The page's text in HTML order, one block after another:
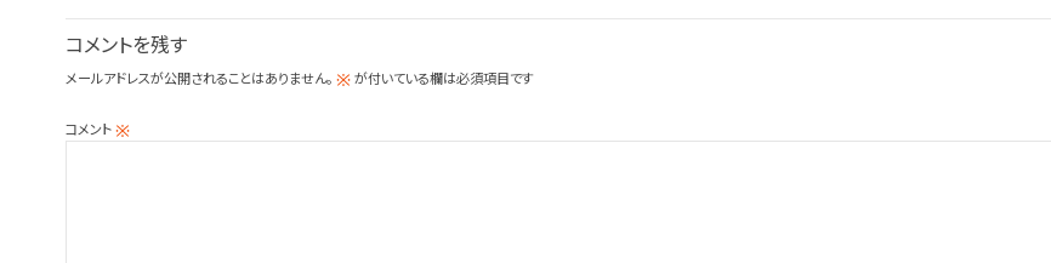
コメントを残す
メールアドレスが公開されることはありません。 ※が付いている欄は必須項目です
コメント※